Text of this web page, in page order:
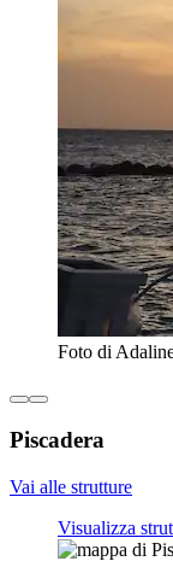
Foto di
Piscadera
Vai alle strutture
Visualizza